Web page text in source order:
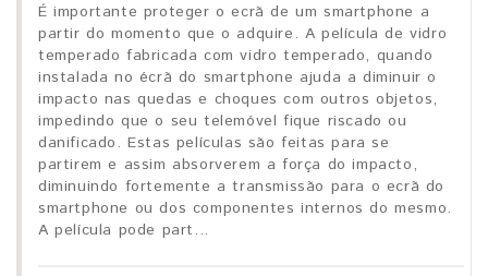
É importante proteger o ecrã de um smartphone a
partir do momento que o adquire. A película de vidro
temperado fabricada com vidro temperado, quando
instalada no écrã do smartphone ajuda a diminuir o
impacto nas quedas e choques com outros objetos,
impedindo que o seu telemóvel fique riscado ou
danificado. Estas películas são feitas para se
partirem e assim absorverem a força do impacto,
diminuindo fortemente a transmissão para o ecrã do
smartphone ou dos componentes internos do mesmo.
A película pode part...